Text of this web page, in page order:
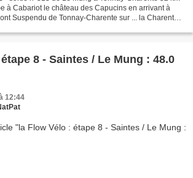
à Cabariot le château des Capucins en arrivant à
Suspendu de Tonnay-Charente sur ... la Charente
8 - Saintes / Le Mung : 48.0
12:44